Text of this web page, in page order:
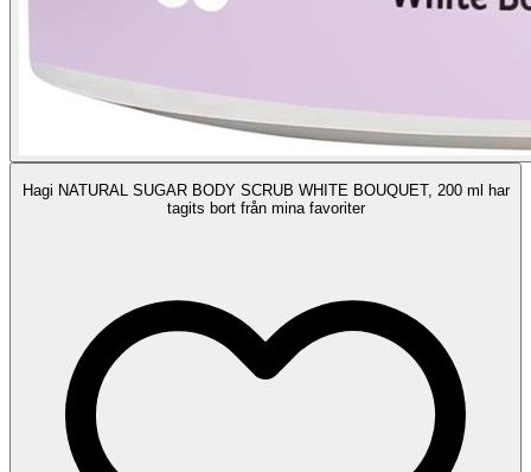
Hagi NATURAL SUGAR BODY SCRUB WHITE BOUQUET, 200 ml har
tagits bort från mina favoriter